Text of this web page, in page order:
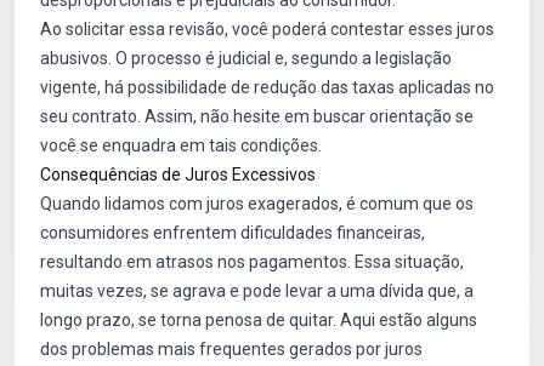
Ao solicitar essa revisão, você poderá contestar esses juros
abusivos. O processo é judicial e, segundo a legislação
vigente, há possibilidade de redução das taxas aplicadas no
seu contrato. Assim, não hesite em buscar orientação se
você se enquadra em tais condições.
Consequências de Juros Excessivos
Quando lidamos com juros exagerados, é comum que os
consumidores enfrentem dificuldades financeiras,
resultando em atrasos nos pagamentos. Essa situação,
muitas vezes, se agrava e pode levar a uma dívida que, a
longo prazo, se torna penosa de quitar. Aqui estão alguns
dos problemas mais frequentes gerados por juros